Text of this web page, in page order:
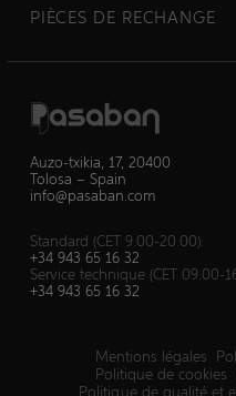
PIÈCES DE RECHANGE
Auzo-txikia, 17, 20400
Tolosa – Spain
info@pasaban.com
Standard (CET 9.00-20.00):
+34 943 65 16 32
Service technique (CET 09.00-
+34 943 65 16 32
Mentions légales
Politique de cookies
Politique de qualité et